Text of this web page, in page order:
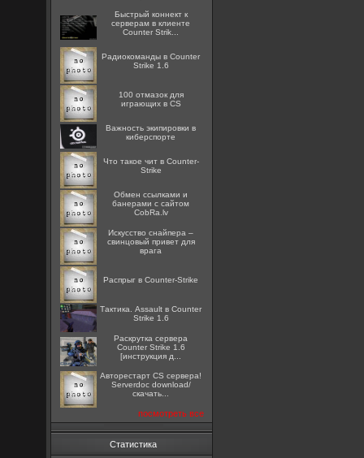
Быстрый коннект к
серверам в клиенте
Counter Strik...
Радиокоманды в Counter
Strike 1.6
100 отмазок для
играющих в CS
Важность экипировки в
киберспорте
Что такое чит в Counter-
Strike
Oбмен ссылками и
банерами с сайтом
CobRa.lv
Искусство снайпера –
свинцовый привет для
врага
Распрыг в Counter-Strike
Тактика. Assault в Counter
Strike 1.6
Раскрутка сервера
Counter Strike 1.6
[инструкция д...
Авторестарт CS сервера!
Serverdoc download/
скачать...
посмотреть все
Статистика